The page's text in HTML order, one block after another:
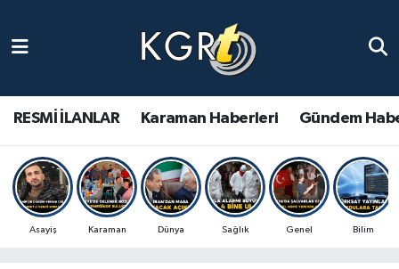
RESMİ İLANLAR Karaman Haberleri Gündem
Asayiş Karaman Dünya Sağlık Genel Bilim
Gündem Haberleri
Güncel Haberler
Spor Haberleri